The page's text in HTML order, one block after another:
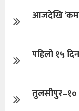
आजदेखि
पहिलो १५